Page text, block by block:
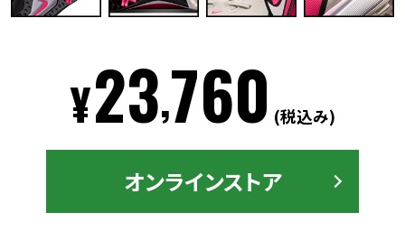
¥23,760 (税込み)
オンラインストア